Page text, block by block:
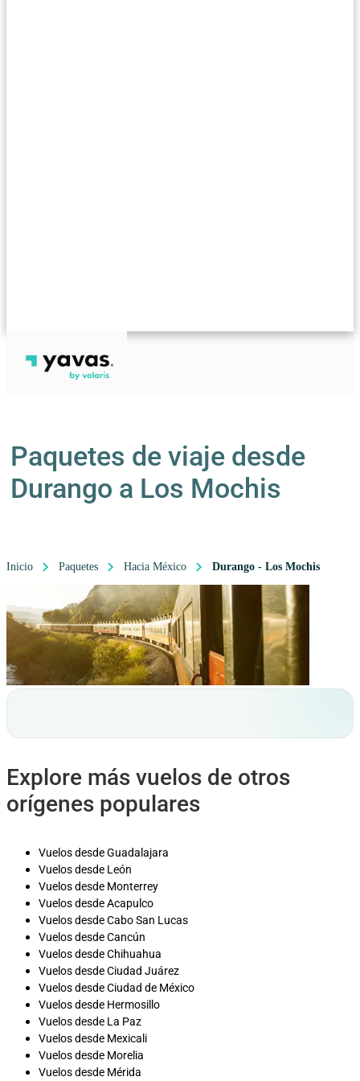
Paquetes de viaje desde
Durango a Los Mochis
Inicio Paquetes Hacia México Durango - Los Mochis
Explore más vuelos de otros
orígenes populares
Vuelos desde Guadalajara
Vuelos desde León
Vuelos desde Monterrey
Vuelos desde Acapulco
Vuelos desde Cabo San Lucas
Vuelos desde Cancún
Vuelos desde Chihuahua
Vuelos desde Ciudad Juárez
Vuelos desde Ciudad de México
Vuelos desde Hermosillo
Vuelos desde La Paz
Vuelos desde Mexicali
Vuelos desde Morelia
Vuelos desde Mérida